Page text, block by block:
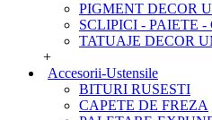
PIGMENT DECOR
SCLIPICI - PAIETE
TATUAJE DECOR
+
Accesorii-Ustensile
BITURI RUSESTI
CAPETE DE FREZA